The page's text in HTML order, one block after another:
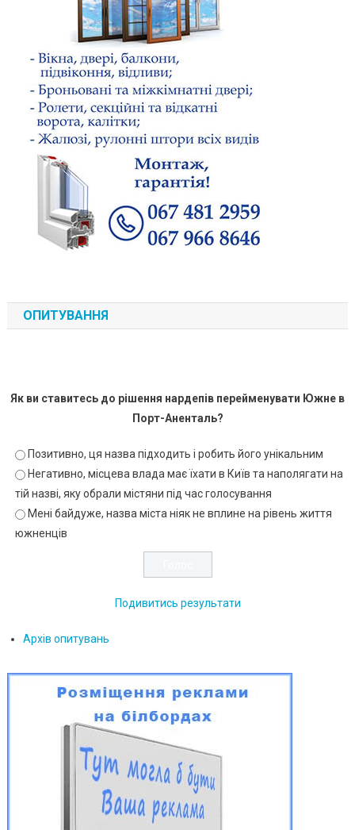
ОПИТУВАННЯ
Як ви ставитесь до рішення нардепів перейменувати Южне в
Порт-Аненталь?
Позитивно, ця назва підходить і робить його унікальним
Негативно, місцева влада має їхати в Київ та наполягати на
тій назві, яку обрали містяни під час голосування
Мені байдуже, назва міста ніяк не вплине на рівень життя
южненців
Подивитись результати
Архів опитувань